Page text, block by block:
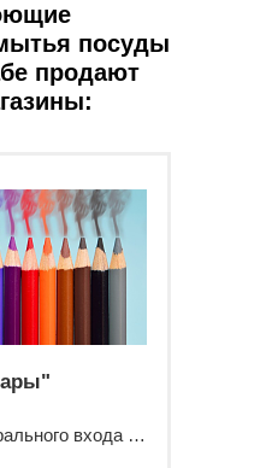
посуды
продают
Домик возле центрального входа в здание "Чувашгосснаб""